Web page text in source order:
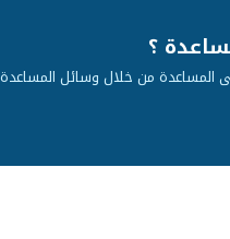
؟
المساعدة من خلال وسائل المساعدة